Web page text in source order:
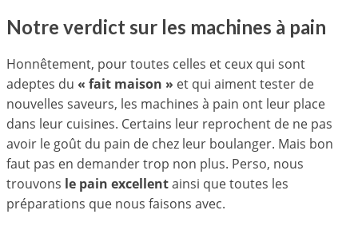
Notre verdict sur les machines à pain
Honnêtement, pour toutes celles et ceux qui sont
adeptes du « fait maison » et qui aiment tester de
nouvelles saveurs, les machines à pain ont leur place
dans leur cuisines. Certains leur reprochent de ne pas
avoir le goût du pain de chez leur boulanger. Mais bon
faut pas en demander trop non plus. Perso, nous
trouvons le pain excellentainsi que toutes les
préparations que nous faisons avec.